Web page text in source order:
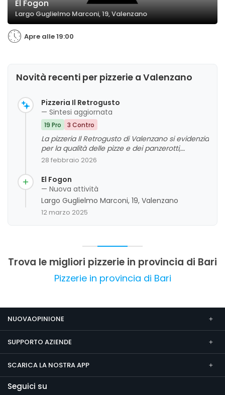
El Fogon
Largo Guglielmo Marconi, 19, Valenzano
Apre alle 19:00
Novità recenti per pizzerie a Valenzano
Pizzeria Il Retrogusto
— Sintesi aggiornata
19 Pro 3 Contro
La pizzeria Il Retrogusto di Valenzano si evidenzia
per la qualità delle pizze e dei panzerotti,
apprezzati sia da asporto che in loco, con un
generalmente descritto come gentile,
disponibile e professionale, contribuendo a
un'esperienza positiva complessiva. Si
riscontrano alcune criticità legate ai tempi di
attesa e alla capienza del locale, ma nel
qualità-prezzo e la cura nell'ambiente.
28 febbraio 2026
El Fogon
— Nuova attività
Largo Guglielmo Marconi, 19, Valenzano
12 marzo 2025
Trova le migliori pizzerie in provincia di Bari
Pizzerie in provincia di Bari
NUOVAOPINIONE
SUPPORTO AZIENDE
SCARICA LA NOSTRA APP
Seguici su